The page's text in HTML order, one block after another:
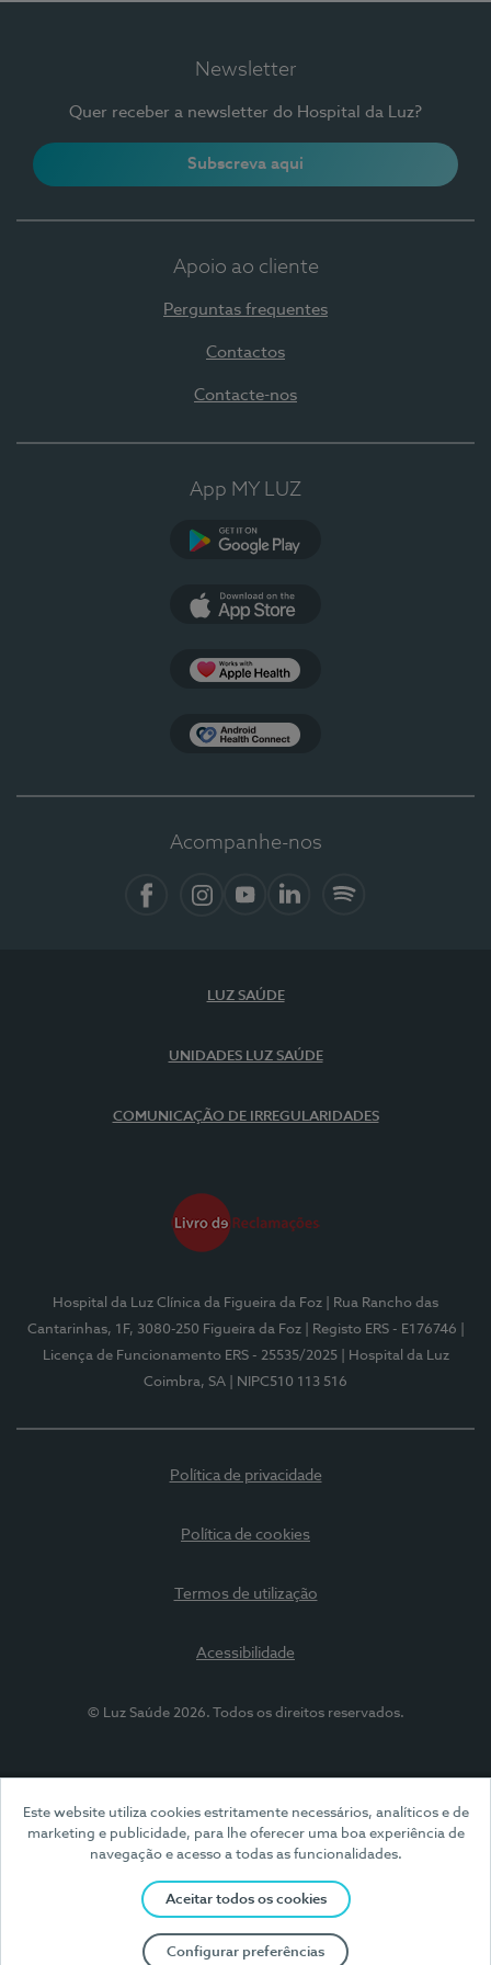
Este website utiliza cookies estritamente necessários, analíticos e de
marketing e publicidade, para lhe oferecer uma boa experiência de
navegação e acesso a todas as funcionalidades.
Aceitar todos os cookies
Configurar preferências
Newsletter
Quer receber a newsletter do Hospital da Luz?
Subscreva aqui
Apoio ao cliente
Perguntas frequentes
Contactos
Contacte-nos
App MY LUZ
Acompanhe-nos
LUZ SAÚDE
UNIDADES LUZ SAÚDE
COMUNICAÇÃO DE IRREGULARIDADES
Hospital da Luz Clínica da Figueira da Foz
| Rua Rancho das
Cantarinhas, 1F, 3080-250 Figueira da Foz
| Registo ERS - E176746
Licença de Funcionamento ERS - 25535/2025
| Hospital da Luz
Coimbra, SA
| NIPC510 113 516
Política de privacidade
Política de cookies
Termos de utilização
Acessibilidade
© Luz Saúde 2026. Todos os direitos reservados.